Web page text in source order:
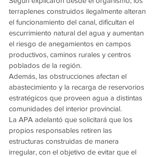
terraplenes construidos ilegalmente alteran
el funcionamiento del canal, dificultan el
escurrimiento natural del agua y aumentan
el riesgo de anegamientos en campos
productivos, caminos rurales y centros
poblados de la región.
Además, las obstrucciones afectan el
abastecimiento y la recarga de reservorios
estratégicos que proveen agua a distintas
comunidades del interior provincial.
La APA adelantó que solicitará que los
propios responsables retiren las
estructuras construidas de manera
irregular, con el objetivo de evitar que el